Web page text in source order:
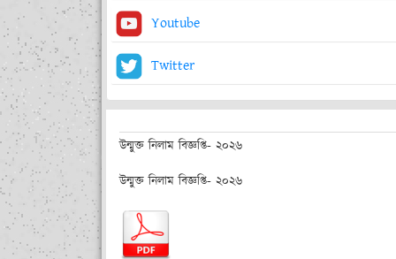
Youtube
Twitter
উন্মুক্ত নিলাম বিজ্ঞপ্তি- ২০২৬
উন্মুক্ত নিলাম বিজ্ঞপ্তি- ২০২৬